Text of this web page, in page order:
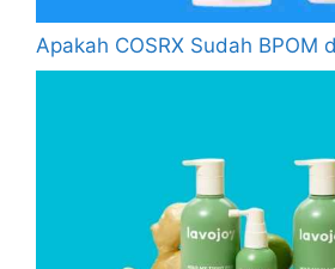
Apakah COSRX Sudah BPOM